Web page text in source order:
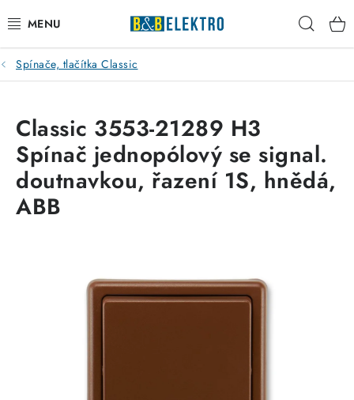
na
obsah
Reklamace / Vrácení zboží
Kontakty
VYTÁPĚNÍ
Spínače, tlačítka Classic
Classic 3553-21289 H3
Spínač jednopólový se signal.
doutnavkou, řazení 1S, hnědá,
ABB